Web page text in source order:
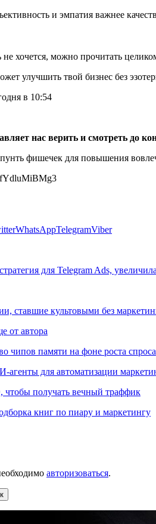
и эмпатия важнее
хочется, можно прочитать
в 10:54
нас верить и смотреть до
фишечек для повышения
fYdluMiBMg3
WhatsAppTelegramViber
для Telegram Ads,
ставшие культовыми без
от автора
чипов памяти на фоне роста спроса
для автоматизации
чтобы получать вечный траффик
книг по пиару и маркетингу
авторизоваться.